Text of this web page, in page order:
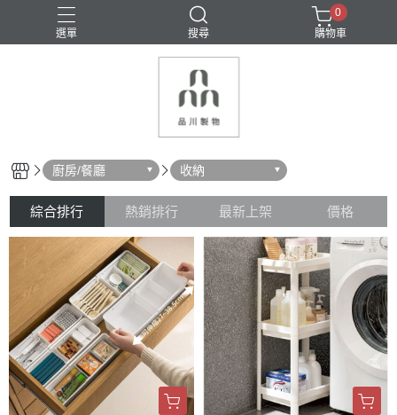
選單 搜尋
料理用具 清潔用具
0
購物車
廚房/餐廳 收納
綜合排行 熱銷排行 最新上架 價格